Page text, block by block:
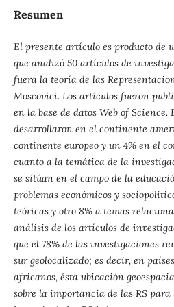
Resumen
El presente artículo es producto de
que analizó 50 artículos de
fuera la teoría de las
Moscovici. Los artículos fueron
en la base de datos Web of Science.
desarrollaron en el continente
continente europeo y un 4% en el
cuanto a la temática de la
se sitúan en el campo de la
problemas económicos y
teóricas y otro 8% a temas
análisis de los artículos de
que el 78% de las investigaciones
sur geolocalizado; es decir, en
africanos, ésta ubicación
sobre la importancia de las RS para